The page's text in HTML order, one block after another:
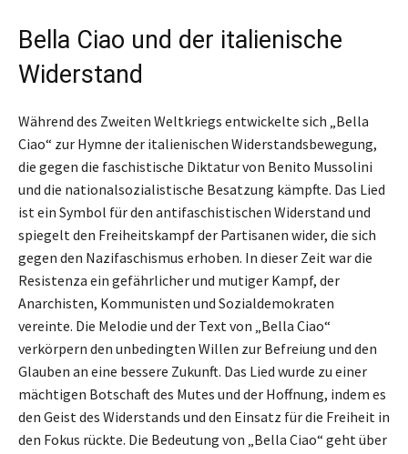
Bella Ciao und der italienische
Widerstand
Während des Zweiten Weltkriegs entwickelte sich „Bella
Ciao“ zur Hymne der italienischen Widerstandsbewegung,
die gegen die faschistische Diktatur von Benito Mussolini
und die nationalsozialistische Besatzung kämpfte. Das Lied
ist ein Symbol für den antifaschistischen Widerstand und
spiegelt den Freiheitskampf der Partisanen wider, die sich
gegen den Nazifaschismus erhoben. In dieser Zeit war die
Resistenza ein gefährlicher und mutiger Kampf, der
Anarchisten, Kommunisten und Sozialdemokraten
vereinte. Die Melodie und der Text von „Bella Ciao“
verkörpern den unbedingten Willen zur Befreiung und den
Glauben an eine bessere Zukunft. Das Lied wurde zu einer
mächtigen Botschaft des Mutes und der Hoffnung, indem es
den Geist des Widerstands und den Einsatz für die Freiheit in
den Fokus rückte. Die Bedeutung von „Bella Ciao“ geht über